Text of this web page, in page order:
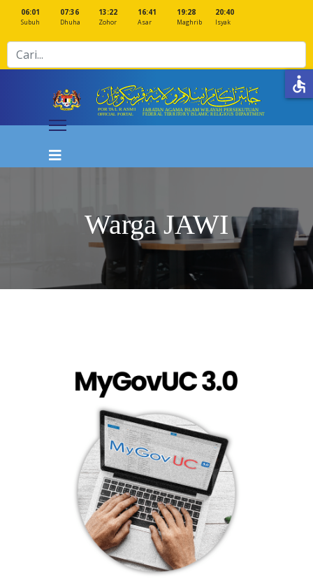
06:01
Subuh
07:36
Dhuha
13:22
Zohor
16:41
Asar
19:28
Maghrib
20:40
Isyak
Cari
Warga JAWI
accessible